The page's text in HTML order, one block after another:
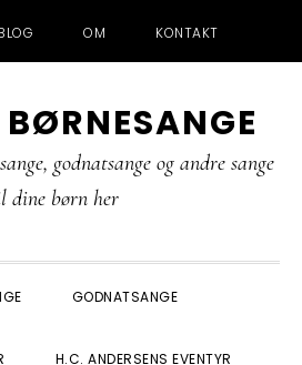
OM KONTAKT
godnatsange og andre sange
dine børn her
GODNATSANGE
H.C. ANDERSENS EVENTYR